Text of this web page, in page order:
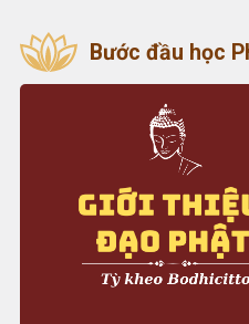
Bước đầu học